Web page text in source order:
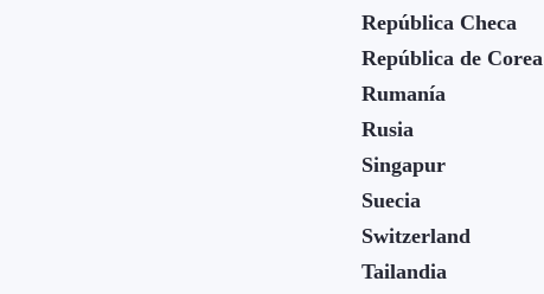
República Checa
República de Corea
Rumanía
Rusia
Singapur
Suecia
Switzerland
Tailandia